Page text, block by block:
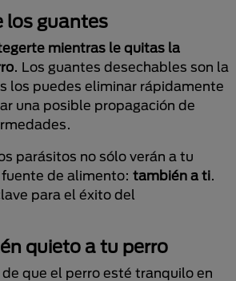
los guantes
mientras le quitas la
. Los guantes desechables son la
los puedes eliminar rápidamente
una posible propagación de
parásitos no sólo verán a tu
de alimento: también a ti
para el éxito del
quieto a tu perro
que el perro esté tranquilo en